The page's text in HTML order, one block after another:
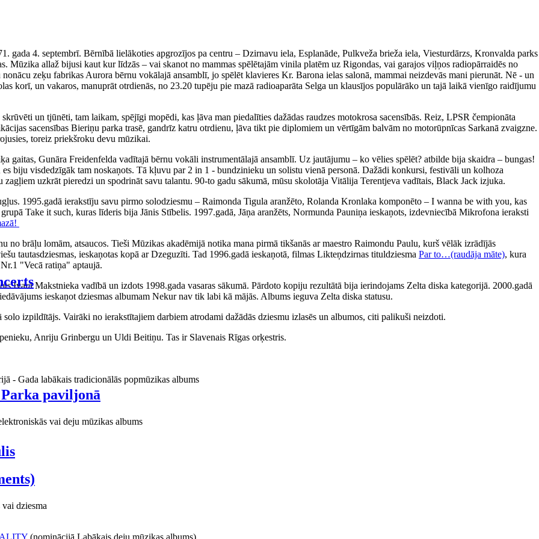
paviljonā
gada 4. septembrī. Bērnībā lielākoties apgrozījos pa centru – Dzirnavu iela, Esplanāde, Pulkveža brieža iela, Viesturdārzs, Kronvalda parks
Mūzika allaž bijusi kaut kur līdzās – vai skanot no mammas spēlētajām vinila platēm uz Rigondas, vai garajos viļņos radiopārraidēs no
zeķu fabrikas Aurora bērnu vokālajā ansamblī, jo spēlēt klavieres Kr. Barona ielas salonā, mammai neizdevās mani pierunāt. Nē - un
korī, un vakaros, manuprāt otrdienās, no 23.20 tupēju pie mazā radioaparāta Selga un klausījos populārāko un tajā laikā vienīgo raidījumu
un tjūnēti, tam laikam, spējīgi mopēdi, kas ļāva man piedalīties dažādas raudzes motokrosa sacensībās. Reiz, LPSR čempionāta
sacensības Bieriņu parka trasē, gandrīz katru otrdienu, ļāva tikt pie diplomiem un vērtīgām balvām no motorūpnīcas Sarkanā zvaigzne.
toreiz priekšroku devu mūzikai.
gaitas, Gunāra Freidenfelda vadītajā bērnu vokāli instrumentālajā ansamblī. Uz jautājumu – ko vēlies spēlēt? atbilde bija skaidra – bungas!
biju visdedzīgāk tam noskaņots. Tā kļuvu par 2 in 1 - bundzinieku un solistu vienā personā. Dažādi konkursi, festivāli un kolhoza
uzkrāt pieredzi un spodrināt savu talantu. 90-to gadu sākumā, mūsu skolotāja Vitālija Terentjeva vadītais, Black Jack izjuka.
1995.gadā ierakstīju savu pirmo solodziesmu – Raimonda Tigula aranžēto, Rolanda Kronlaka komponēto – I wanna be with you, kas
Take it such, kuras līderis bija Jānis Stībelis. 1997.gadā, Jāņa aranžēts, Normunda Pauniņa ieskaņots, izdevniecībā Mikrofona ieraksti
brāļu lomām, atsaucos. Tieši Mūzikas akadēmijā notika mana pirmā tikšanās ar maestro Raimondu Paulu, kurš vēlāk izrādījās
tautasdziesmas, ieskaņotas kopā ar Dzeguzīti. Tad 1996.gadā ieskaņotā, filmas Likteņdzirnas tituldziesma Par to…(raudāja māte), kura
"Vecā ratiņa" aptaujā.
Ivara Makstnieka vadībā un izdots 1998.gada vasaras sākumā. Pārdoto kopiju rezultātā bija ierindojams Zelta diska kategorijā. 2000.gadā
ieskaņot dziesmas albumam Nekur nav tik labi kā mājās. Albums ieguva Zelta diska statusu.
izpildītājs. Vairāki no ierakstītajiem darbiem atrodami dažādās dziesmu izlasēs un albumos, citi palikuši neizdoti.
Anriju Grinbergu un Uldi Beitiņu. Tas ir Slavenais Rīgas orķestris.
- Gada labākais tradicionālās popmūzikas albums
vai deju mūzikas albums
dziesma
(nominācijā Labākais deju mūzikas albums)